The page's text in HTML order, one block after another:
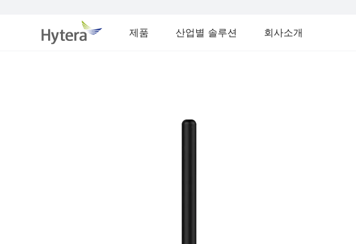
제품 산업별 솔루션 회사소개